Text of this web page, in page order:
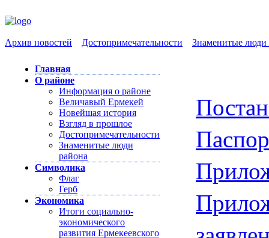
Архив новостей Достопримечательности Знаменитые люди
Главная
О районе
Информация о районе
Величавый Ермекей
Новейшая история
Взгляд в прошлое
Достопримечательности
Знаменитые люди
района
Символика
Флаг
Герб
Экономика
Итоги социально-
экономического
развития Ермекеевского